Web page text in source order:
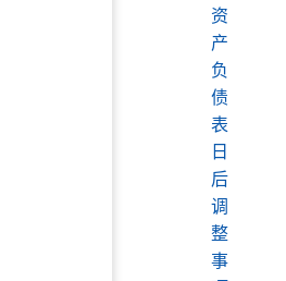
资
产
负
债
表
日
后
调
整
事